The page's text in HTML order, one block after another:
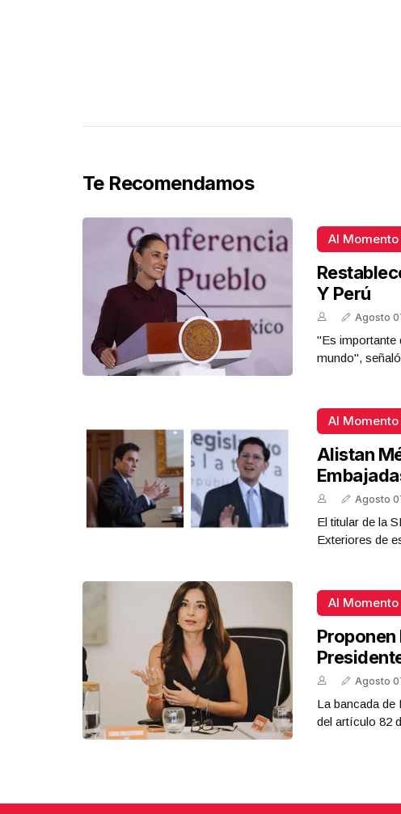
Te Recomendamos
Al Momento
Y Perú
Agosto
"Es importante
mundo", señaló
Al Momento
Alistan
Agosto
El titular de la
Exteriores de
Al Momento
Proponen
Agosto
La bancada
del artículo 82